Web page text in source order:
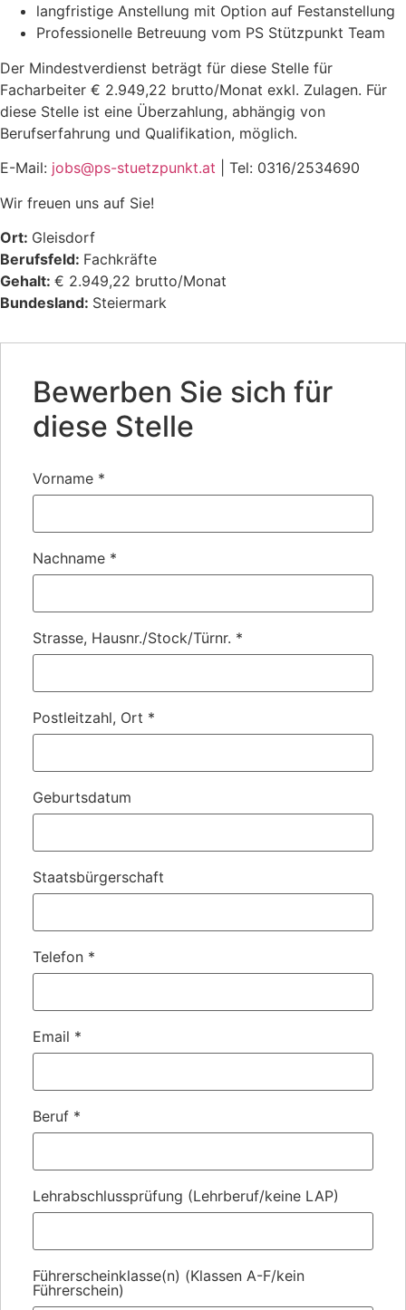
langfristige Anstellung mit Option auf Festanstellung
Professionelle Betreuung vom PS Stützpunkt Team
Der Mindestverdienst beträgt für diese Stelle für
Facharbeiter € 2.949,22 brutto/Monat exkl. Zulagen. Für
diese Stelle ist eine Überzahlung, abhängig von
Berufserfahrung und Qualifikation, möglich.
E-Mail: jobs@ps-stuetzpunkt.at | Tel: 0316/2534690
Wir freuen uns auf Sie!
Ort: Gleisdorf
Berufsfeld: Fachkräfte
Gehalt: € 2.949,22 brutto/Monat
Bundesland: Steiermark
Bewerben Sie sich für
diese Stelle
Vorname *
Nachname *
Strasse, Hausnr./Stock/Türnr. *
Postleitzahl, Ort *
Geburtsdatum
Staatsbürgerschaft
Telefon *
Email *
Beruf *
Lehrabschlussprüfung (Lehrberuf/keine LAP)
Führerscheinklasse(n) (Klassen A-F/kein
Führerschein)